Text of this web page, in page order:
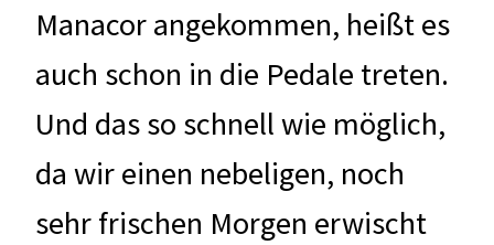
Manacor angekommen, heißt es
auch schon in die Pedale treten.
Und das so schnell wie möglich,
da wir einen nebeligen, noch
sehr frischen Morgen erwischt